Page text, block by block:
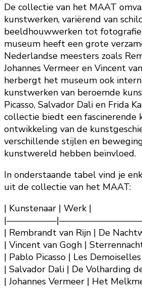
De collectie van het MAAT
kunstwerken, variërend van
beeldhouwwerken tot
museum heeft een grote
Nederlandse meesters zoals
Johannes Vermeer en Vincent
herbergt het museum ook
kunstwerken van beroemde
Picasso, Salvador Dali en Frida
collectie biedt een fascinerende
ontwikkeling van de
verschillende stijlen en
kunstwereld hebben beïnvloed.
In onderstaande tabel vind je
uit de collectie van het MAAT:
| Kunstenaar | Werk |
| Rembrandt van Rijn | De
| Vincent van Gogh |
| Pablo Picasso | Les
| Salvador Dali | De Volharding
| Johannes Vermeer | Het